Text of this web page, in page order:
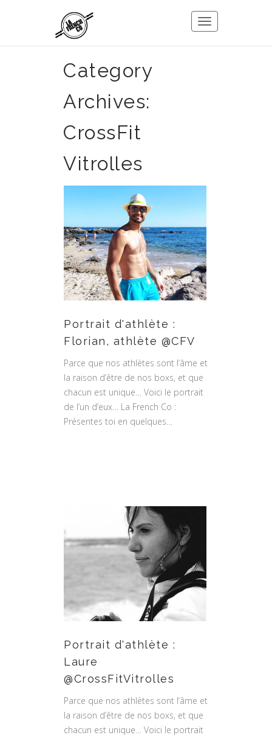
Toggle
Category
Archives:
CrossFit
Vitrolles
Portrait d'athlète :
Florian, athlète @CFV
Parce que nos athlètes sont l’âme et
la raison d’être de nos boxs, et que
chacun est unique… Voici le portrait
de l’un d’eux… La French Co :
Présentes toi en quelques…
Portrait d'athlète :
Laure
@CrossFitVitrolles
Parce que nos athlètes sont l’âme et
la raison d’être de nos boxs, et que
chacun est unique… Voici le portrait